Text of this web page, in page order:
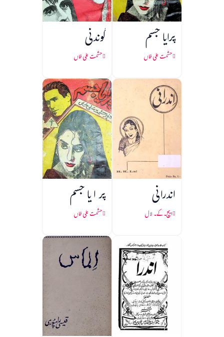
پرایا جسم
حشمت علی خاں
گوندنی
حشمت علی خاں
اندرانی
ایچ۔ کے۔ لال
پر ا یا جسم
حشمت علی خاں